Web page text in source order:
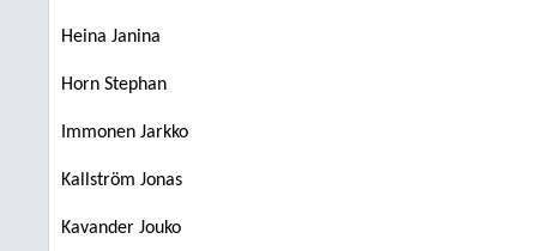
Heina Janina
Horn Stephan
Immonen Jarkko
Kallström Jonas
Kavander Jouko